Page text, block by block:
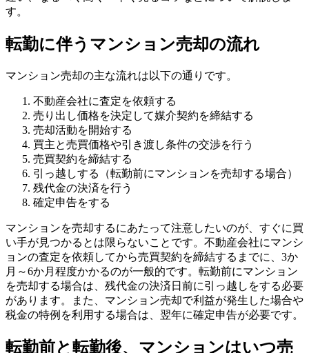
す。
転勤に伴うマンション売却の流れ
マンション売却の主な流れは以下の通りです。
不動産会社に査定を依頼する
売り出し価格を決定して媒介契約を締結する
売却活動を開始する
買主と売買価格や引き渡し条件の交渉を行う
売買契約を締結する
引っ越しする（転勤前にマンションを売却する場合）
残代金の決済を行う
確定申告をする
マンションを売却するにあたって注意したいのが、すぐに買
い手が見つかるとは限らないことです。不動産会社にマンシ
ョンの査定を依頼してから売買契約を締結するまでに、3か
月～6か月程度かかるのが一般的です。転勤前にマンション
を売却する場合は、残代金の決済日前に引っ越しをする必要
があります。また、マンション売却で利益が発生した場合や
税金の特例を利用する場合は、翌年に確定申告が必要です。
転勤前と転勤後、マンションはいつ売